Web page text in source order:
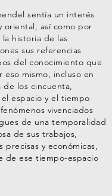
sentía un interés
oriental, así como por
historia de las
sus referencias
del conocimiento que
eso mismo, incluso en
de los cincuenta,
espacio y el tiempo
vivenciados
de una temporalidad
de sus trabajos,
precisas y económicas,
de ese tiempo-espacio